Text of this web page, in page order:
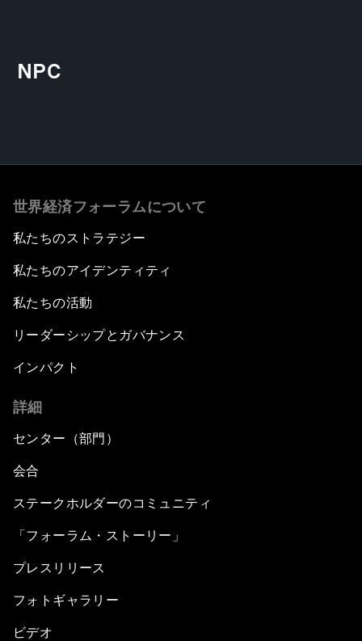
NPC
世界経済フォーラムについて
私たちのストラテジー
私たちのアイデンティティ
私たちの活動
リーダーシップとガバナンス
インパクト
詳細
センター（部門）
会合
ステークホルダーのコミュニティ
「フォーラム・ストーリー」
プレスリリース
フォトギャラリー
ビデオ